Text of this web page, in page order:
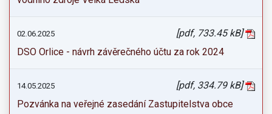
02.06.2025
[pdf, 733.45 kB]
DSO Orlice - návrh závěrečného účtu za rok 2024
14.05.2025
[pdf, 334.79 kB]
Pozvánka na veřejné zasedání Zastupitelstva obce